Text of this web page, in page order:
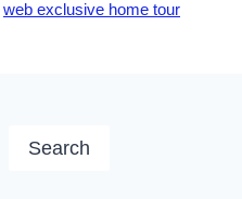
web exclusive home tour
Search